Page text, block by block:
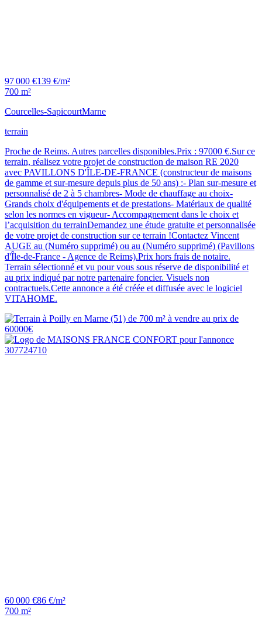
97 000 €139 €/m²
700 m²
Courcelles-SapicourtMarne
terrain
Proche de Reims. Autres parcelles disponibles.Prix : 97000 €.Sur ce
terrain, réalisez votre projet de construction de maison RE 2020
avec PAVILLONS D'ÎLE-DE-FRANCE (constructeur de maisons
de gamme et sur-mesure depuis plus de 50 ans) :- Plan sur-mesure et
personnalisé de 2 à 5 chambres- Mode de chauffage au choix-
Grands choix d'équipements et de prestations- Matériaux de qualité
selon les normes en vigueur- Accompagnement dans le choix et
l’acquisition du terrainDemandez une étude gratuite et personnalisée
de votre projet de construction sur ce terrain !Contactez Vincent
AUGE au (Numéro supprimé) ou au (Numéro supprimé) (Pavillons
d'Île-de-France - Agence de Reims).Prix hors frais de notaire.
Terrain sélectionné et vu pour vous sous réserve de disponibilité et
au prix indiqué par notre partenaire foncier. Visuels non
contractuels.Cette annonce a été créée et diffusée avec le logiciel
VITAHOME.
60 000 €86 €/m²
700 m²